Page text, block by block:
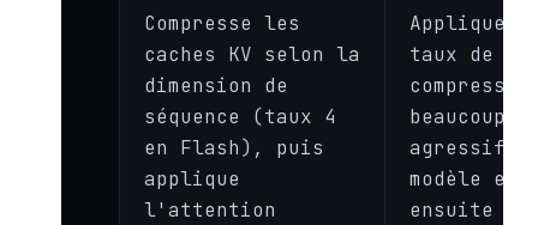
Compresse les
caches KV selon la
dimension de
séquence (taux 4
en Flash), puis
applique
l'attention
Applique
taux de
beaucoup
agressif
modèle
ensuite un